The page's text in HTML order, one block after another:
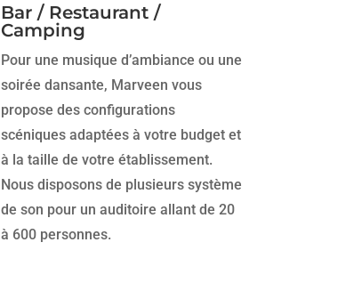
Bar / Restaurant /
Camping
Pour une musique d’ambiance ou une
soirée dansante, Marveen vous
propose des configurations
scéniques adaptées à votre budget et
à la taille de votre établissement.
Nous disposons de plusieurs système
de son pour un auditoire allant de 20
à 600 personnes.